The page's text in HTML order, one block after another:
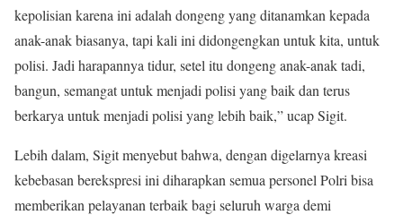
kepolisian karena ini adalah dongeng yang ditanamkan kepada
anak-anak biasanya, tapi kali ini didongengkan untuk kita, untuk
polisi. Jadi harapannya tidur, setel itu dongeng anak-anak tadi,
bangun, semangat untuk menjadi polisi yang baik dan terus
berkarya untuk menjadi polisi yang lebih baik,” ucap Sigit.
Lebih dalam, Sigit menyebut bahwa, dengan digelarnya kreasi
kebebasan berekspresi ini diharapkan semua personel Polri bisa
memberikan pelayanan terbaik bagi seluruh warga demi